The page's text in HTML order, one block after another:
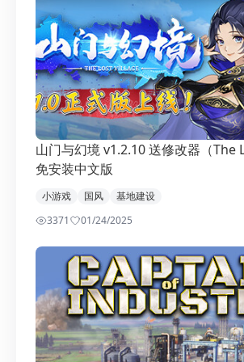
山门与幻境 v1.2.10 送修改器（The
免安装中文版
小游戏 国风
基地建设
3371
01/24/2025